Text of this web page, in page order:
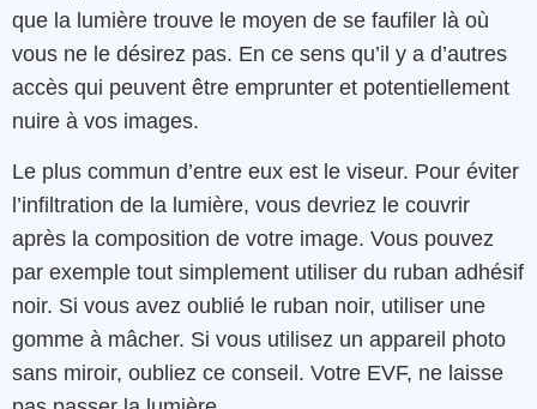
que la lumière trouve le moyen de se faufiler là où
vous ne le désirez pas. En ce sens qu’il y a d’autres
accès qui peuvent être emprunter et potentiellement
nuire à vos images.
Le plus commun d’entre eux est le viseur. Pour éviter
l’infiltration de la lumière, vous devriez le couvrir
après la composition de votre image. Vous pouvez
par exemple tout simplement utiliser du ruban adhésif
noir. Si vous avez oublié le ruban noir, utiliser une
gomme à mâcher. Si vous utilisez un appareil photo
sans miroir, oubliez ce conseil. Votre EVF, ne laisse